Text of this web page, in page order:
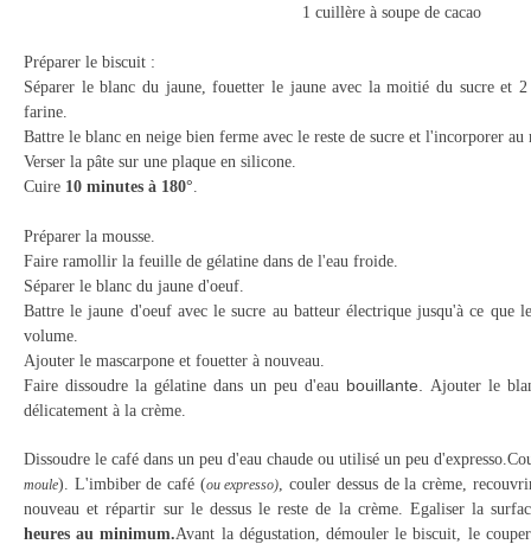
1 cuillère à soupe de cacao
Préparer le biscuit :
Séparer le blanc du jaune, fouetter le jaune avec la moitié du sucre et
farine.
Battre le blanc en neige bien ferme avec le reste de sucre et l'incorporer au
Verser la pâte sur une plaque en silicone.
Cuire 10 minutes à 180°.
Préparer la mousse.
Faire ramollir la feuille de gélatine dans de l'eau froide.
Séparer le blanc du jaune d'oeuf.
Battre le jaune d'oeuf avec le sucre au batteur électrique jusqu'à ce que
volume.
Ajouter le mascarpone et fouetter à nouveau.
Faire dissoudre la gélatine dans un peu d'eau bouillante. Ajouter le
délicatement à la crème.
Dissoudre le café dans un peu d'eau chaude ou utilisé un peu d'expresso.
moule). L'imbiber de café (ou expresso), couler dessus de la crème,
nouveau et répartir sur le dessus le reste de la crème. Egaliser la
heures au minimum.Avant la dégustation, démouler le biscuit, le